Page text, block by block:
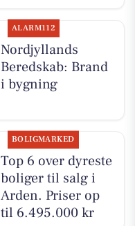
ALARM112
Nordjyllands
Beredskab: Brand
i bygning
BOLIGMARKED
Top 6 over dyreste
boliger til salg i
Arden. Priser op
til 6.495.000 kr